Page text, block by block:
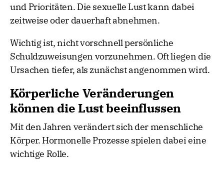
und Prioritäten. Die sexuelle Lust kann dabei
zeitweise oder dauerhaft abnehmen.
Wichtig ist, nicht vorschnell persönliche
Schuldzuweisungen vorzunehmen. Oft liegen die
Ursachen tiefer, als zunächst angenommen wird.
Körperliche Veränderungen
können die Lust beeinflussen
Mit den Jahren verändert sich der menschliche
Körper. Hormonelle Prozesse spielen dabei eine
wichtige Rolle.